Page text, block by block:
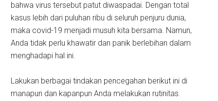
bahwa virus tersebut patut diwaspadai. Dengan total
kasus lebih dari puluhan ribu di seluruh penjuru dunia,
maka covid-19 menjadi musuh kita bersama. Namun,
Anda tidak perlu khawatir dan panik berlebihan dalam
menghadapi hal ini.
Lakukan berbagai tindakan pencegahan berikut ini di
manapun dan kapanpun Anda melakukan rutinitas.